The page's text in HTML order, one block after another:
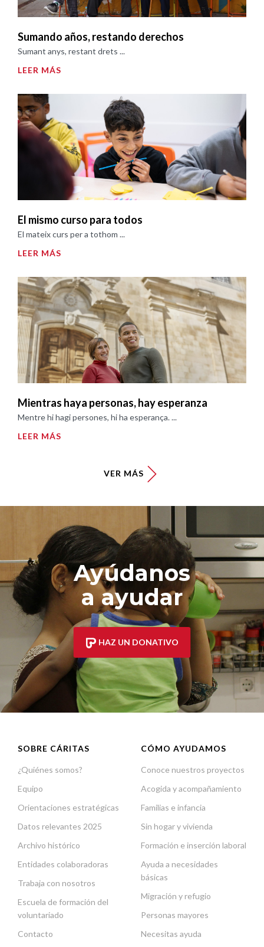
Sumando años, restando derechos
Sumant anys, restant drets ...
LEER MÁS
El mismo curso para todos
El mateix curs per a tothom ...
LEER MÁS
Mientras haya personas, hay esperanza
Mentre hi hagi persones, hi ha esperança. ...
LEER MÁS
VER MÁS
Ayúdanos
a ayudar
HAZ UN DONATIVO
SOBRE CÁRITAS
¿Quiénes somos?
Equipo
Orientaciones estratégicas
Datos relevantes 2025
Archivo histórico
Entidades colaboradoras
Trabaja con nosotros
Escuela de formación del
voluntariado
Contacto
CÓMO AYUDAMOS
Conoce nuestros proyectos
Acogida y acompañamiento
Familias e infancia
Sin hogar y vivienda
Formación e inserción laboral
Ayuda a necesidades
básicas
Migración y refugio
Personas mayores
Necesitas ayuda